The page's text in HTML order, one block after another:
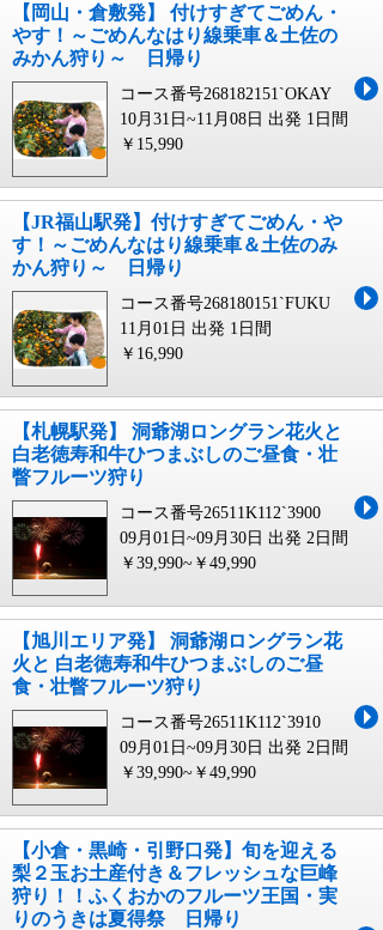
【岡山・倉敷発】 付けすぎてごめん・
やす！～ごめんなはり線乗車＆土佐の
みかん狩り～ 日帰り
コース番号268182151`OKAY
10月31日~11月08日 出発 1日間
￥15,990
【JR福山駅発】付けすぎてごめん・や
す！～ごめんなはり線乗車＆土佐のみ
かん狩り～ 日帰り
コース番号268180151`FUKU
11月01日 出発 1日間
￥16,990
【札幌駅発】 洞爺湖ロングラン花火と
白老徳寿和牛ひつまぶしのご昼食・壮
瞥フルーツ狩り
コース番号26511K112`3900
09月01日~09月30日 出発 2日間
￥39,990~￥49,990
【旭川エリア発】 洞爺湖ロングラン花
火と 白老徳寿和牛ひつまぶしのご昼
食・壮瞥フルーツ狩り
コース番号26511K112`3910
09月01日~09月30日 出発 2日間
￥39,990~￥49,990
【小倉・黒崎・引野口発】旬を迎える
梨２玉お土産付き＆フレッシュな巨峰
狩り！！ふくおかのフルーツ王国・実
りのうきは夏得祭 日帰り